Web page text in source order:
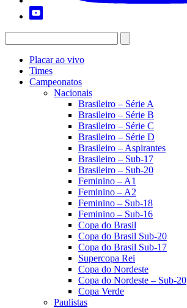
Placar ao vivo
Times
Campeonatos
Nacionais
Brasileiro – Série A
Brasileiro – Série B
Brasileiro – Série C
Brasileiro – Série D
Brasileiro – Aspirantes
Brasileiro – Sub-17
Brasileiro – Sub-20
Feminino – A1
Feminino – A2
Feminino – Sub-18
Feminino – Sub-16
Copa do Brasil
Copa do Brasil Sub-20
Copa do Brasil Sub-17
Supercopa Rei
Copa do Nordeste
Copa do Nordeste – Sub-20
Copa Verde
Paulistas